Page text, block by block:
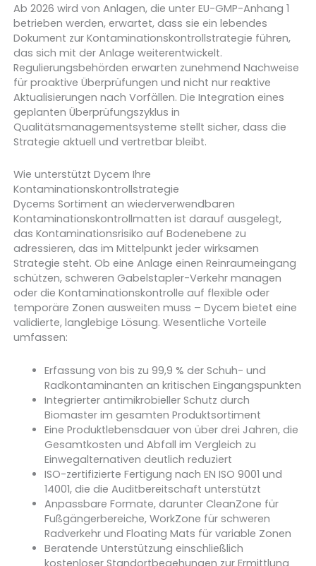
Ab 2026 wird von Anlagen, die unter EU-GMP-Anhang 1
betrieben werden, erwartet, dass sie ein lebendes
Dokument zur Kontaminationskontrollstrategie führen,
das sich mit der Anlage weiterentwickelt.
Regulierungsbehörden erwarten zunehmend Nachweise
für proaktive Überprüfungen und nicht nur reaktive
Aktualisierungen nach Vorfällen. Die Integration eines
geplanten Überprüfungszyklus in
Qualitätsmanagementsysteme stellt sicher, dass die
Strategie aktuell und vertretbar bleibt.
Wie unterstützt Dycem Ihre
Kontaminationskontrollstrategie
Dycems Sortiment an wiederverwendbaren
Kontaminationskontrollmatten ist darauf ausgelegt,
das Kontaminationsrisiko auf Bodenebene zu
adressieren, das im Mittelpunkt jeder wirksamen
Strategie steht. Ob eine Anlage einen Reinraumeingang
schützen, schweren Gabelstapler-Verkehr managen
oder die Kontaminationskontrolle auf flexible oder
temporäre Zonen ausweiten muss – Dycem bietet eine
validierte, langlebige Lösung. Wesentliche Vorteile
umfassen:
Erfassung von bis zu 99,9 % der Schuh- und
Radkontaminanten an kritischen Eingangspunkten
Integrierter antimikrobieller Schutz durch
Biomaster im gesamten Produktsortiment
Eine Produktlebensdauer von über drei Jahren, die
Gesamtkosten und Abfall im Vergleich zu
Einwegalternativen deutlich reduziert
ISO-zertifizierte Fertigung nach EN ISO 9001 und
14001, die die Auditbereitschaft unterstützt
Anpassbare Formate, darunter CleanZone für
Fußgängerbereiche, WorkZone für schweren
Radverkehr und Floating Mats für variable Zonen
Beratende Unterstützung einschließlich
kostenloser Standortbegehungen zur Ermittlung